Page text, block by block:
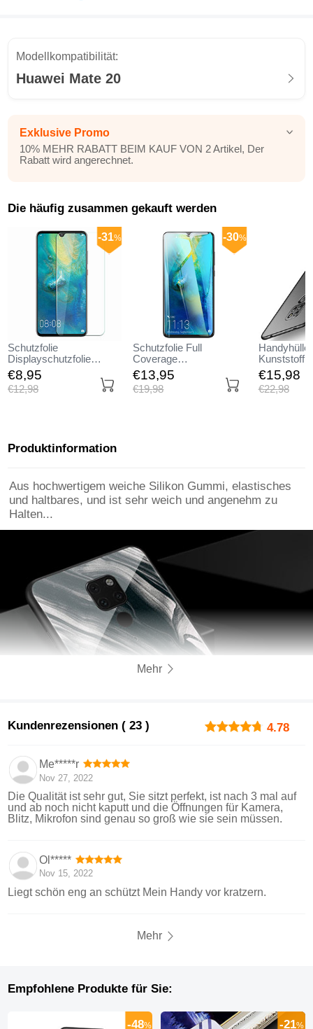
Modellkompatibilität:
Huawei Mate 20
Exklusive Promo
10% MEHR RABATT BEIM KAUF VON 2 Artikel, Der
Rabatt wird angerechnet.
Die häufig zusammen gekauft werden
Schutzfolie
Displayschutzfolie
Panzerfolie Skins zum
Aufkleben Gehärtetes
Glas Glasfolie für
€8,95
€12,98
-31%
Schutzfolie Full
Coverage
Displayschutzfolie
Panzerfolie Skins zum
Aufkleben Gehärtetes
€13,95
€19,98
-30%
Handyhülle
Kunststoff
Tasche
Huawei
Schwarz
€15,98
€22,98
Produktinformation
Aus hochwertigem weiche Silikon Gummi, elastisches
und haltbares, und ist sehr weich und angenehm zu
Halten...
Mehr
Kundenrezensionen ( 23 ) 4.78
Me*****r
Nov 27, 2022
Die Qualität ist sehr gut, Sie sitzt perfekt, ist nach 3 mal auf
und ab noch nicht kaputt und die Öffnungen für Kamera,
Blitz, Mikrofon sind genau so groß wie sie sein müssen.
Ol*****
Nov 15, 2022
Liegt schön eng an schützt Mein Handy vor kratzern.
Mehr
Empfohlene Produkte für Sie:
-48% -21%